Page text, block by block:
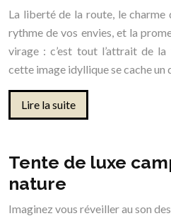
La liberté de la route, le charme
rythme de vos envies, et la
virage : c’est tout l’attrait de
cette image idyllique se cache un
Lire la suite
Tente de luxe
nature
Imaginez vous réveiller au son